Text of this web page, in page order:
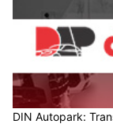
DIN Autopark: